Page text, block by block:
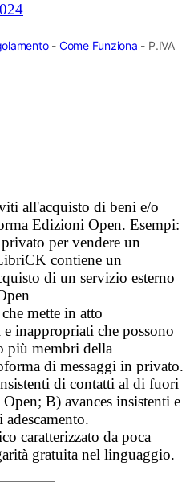
- Come Funziona - P.IVA
all'acquisto di beni e/o
Edizioni Open. Esempi:
per vendere un
contiene un
di un servizio esterno
mette in atto
inappropriati che possono
più membri della
di messaggi in privato.
di contatti al di fuori
B) avances insistenti e
caratterizzato da poca
gratuita nel linguaggio.